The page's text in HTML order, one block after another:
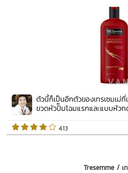
ตัวนี้ก็เป็นอีกตัวของเทรเซมเม่
ขวดหัวปั๊มโฉมแรกและแบบหัว
4.13
Tresemme / เ